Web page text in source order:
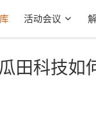
活动会议
田科技如